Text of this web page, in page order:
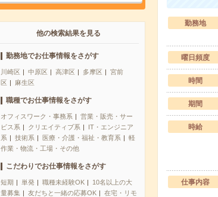
他の検索結果を見る
勤務地でお仕事情報をさがす
川崎区 中原区 高津区 多摩区
宮前
区
麻生区
職種でお仕事情報をさがす
オフィスワーク・事務系
営業・販売・サー
ビス系
クリエイティブ系
IT・エンジニア
系
技術系 医療・介護・福祉・教育系
軽
作業・物流・工場・その他
こだわりでお仕事情報をさがす
短期 単発 職種未経験OK
10名以上の大
量募集
友だちと一緒の応募OK
在宅・リモ
勤務地
曜日頻度
時間
期間
時給
仕事内容